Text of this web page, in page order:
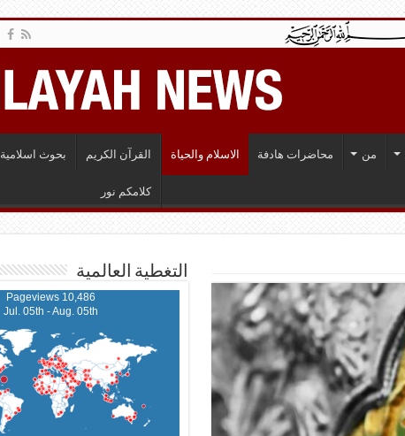
من محاضرات هادفة الاسلام والحياة القرآن الكريم بحوث اسلامية
كلامكم نور
التغطية العالمية
10,486 Pageviews
Jul. 05th - Aug. 05th